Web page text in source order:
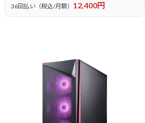
36回払い（税込/月額） 12,400円